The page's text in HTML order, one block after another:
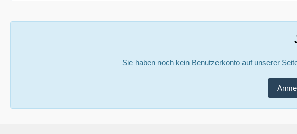
Sie haben noch kein Benutzerkonto auf unserer